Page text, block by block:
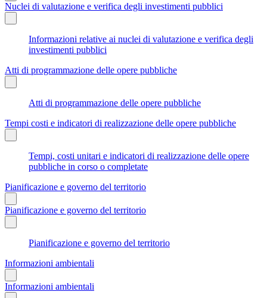
Nuclei di valutazione e verifica degli investimenti pubblici
Informazioni relative ai nuclei di valutazione e verifica degli
investimenti pubblici
Atti di programmazione delle opere pubbliche
Atti di programmazione delle opere pubbliche
Tempi costi e indicatori di realizzazione delle opere pubbliche
Tempi, costi unitari e indicatori di realizzazione delle opere
pubbliche in corso o completate
Pianificazione e governo del territorio
Pianificazione e governo del territorio
Pianificazione e governo del territorio
Informazioni ambientali
Informazioni ambientali